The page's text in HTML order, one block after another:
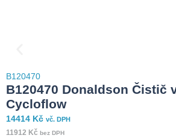
B120470
B120470 Donaldson Čistič
Cycloflow
14414 Kč vč. DPH
11912 Kč bez DPH